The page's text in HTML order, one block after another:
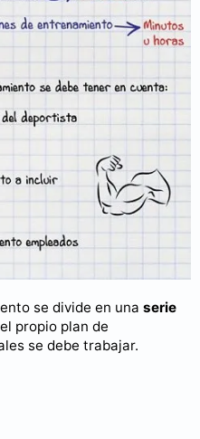
se divide en una serie
propio plan de
se debe trabajar.